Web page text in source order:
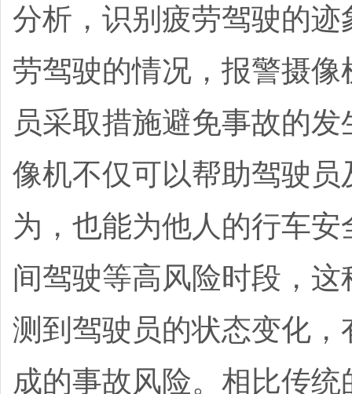
分析，识别疲劳驾驶的
劳驾驶的情况，报警摄
员采取措施避免事故的发
像机不仅可以帮助驾驶
为，也能为他人的行车
间驾驶等高风险时段，
测到驾驶员的状态变化
成的事故风险。 相比传统